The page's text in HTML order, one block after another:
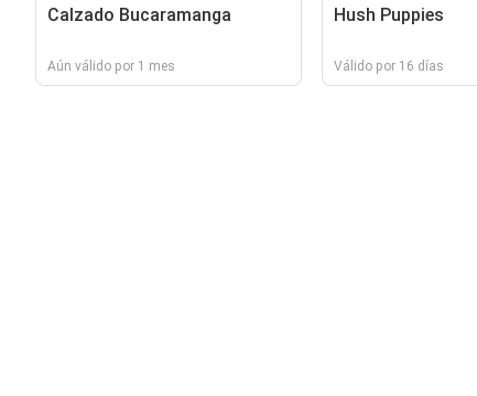
Calzado Bucaramanga
Aún válido por 1 mes
Hush Puppies
Válido por 16 días